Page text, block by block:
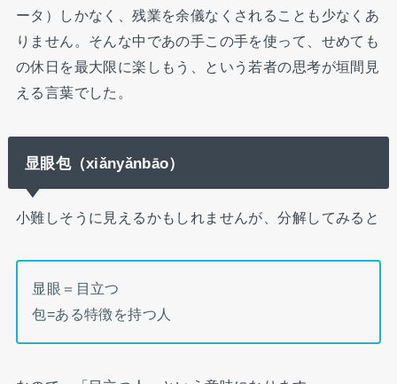
ータ）しかなく、残業を余儀なくされることも少なくあ
りません。そんな中であの手この手を使って、せめても
の休日を最大限に楽しもう、という若者の思考が垣間見
える言葉でした。
显眼包（xiǎnyǎnbāo）
小難しそうに見えるかもしれませんが、分解してみると
显眼＝目立つ
包=ある特徴を持つ人